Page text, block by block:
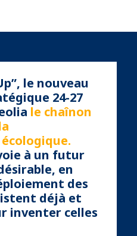
le nouveau
24-27
le chaînon
à un futur
en
des
déjà et
inventer celles